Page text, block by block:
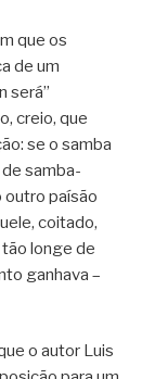
que os
de um
será”
creio, que
se o samba
samba-
outro paísão
coitado,
longe de
ganhava –
o autor Luis